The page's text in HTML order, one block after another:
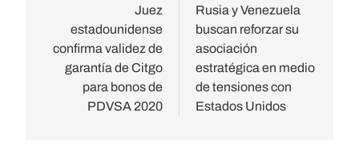
navigationJuez
estadounidense
confirma validez de
garantía de Citgo
para bonos de
PDVSA 2020
Rusia y Venezuela
buscan reforzar su
asociación
estratégica en medio
de tensiones con
Estados Unidos